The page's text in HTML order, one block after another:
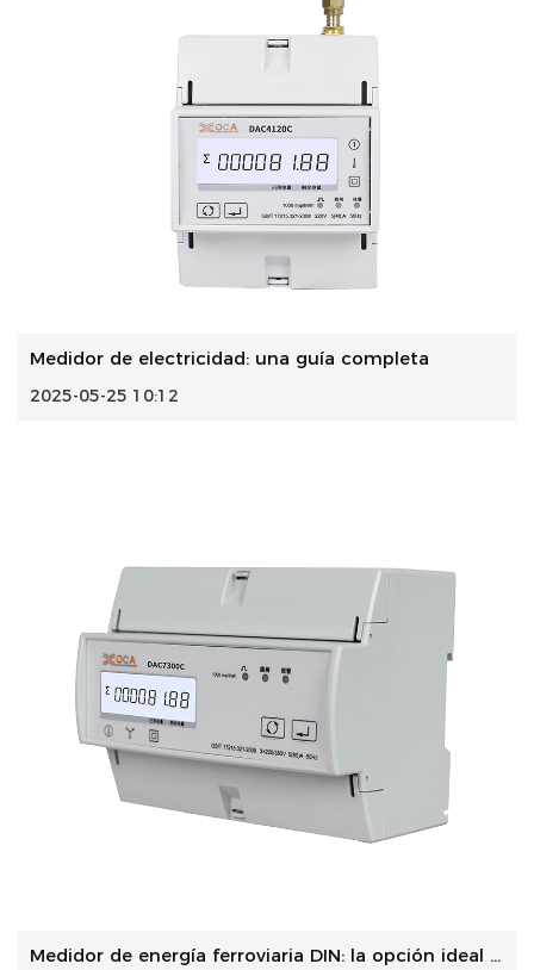
Medidor de electricidad: una guía completa
2025-05-25 10:12
Medidor de energía ferroviaria DIN: la opción ideal para m...